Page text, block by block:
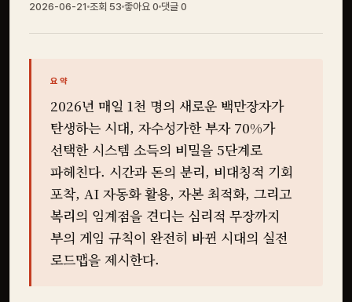
2026-06-21 조회 53 좋아요 0 댓글 0
요약
2026년 매일 1천 명의 새로운 백만장자가
탄생하는 시대, 자수성가한 부자 70%가
선택한 시스템 소득의 비밀을 5단계로
파헤친다. 시간과 돈의 분리, 비대칭적 기회
포착, AI 자동화 활용, 자본 최적화, 그리고
복리의 임계점을 견디는 심리적 무장까지
부의 게임 규칙이 완전히 바뀐 시대의 실전
로드맵을 제시한다.